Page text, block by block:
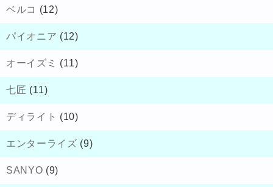
ベルコ (12)
パイオニア (12)
オーイズミ (11)
七匠 (11)
ディライト (10)
エンターライズ (9)
SANYO (9)